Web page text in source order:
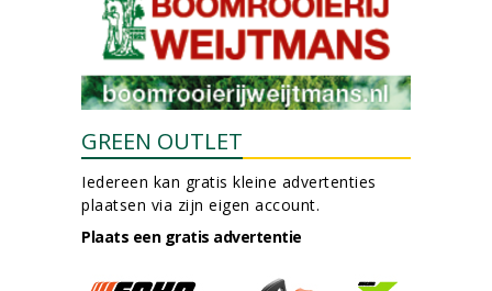
GREEN OUTLET
Iedereen kan gratis kleine advertenties
plaatsen via zijn eigen account.
Plaats een gratis advertentie